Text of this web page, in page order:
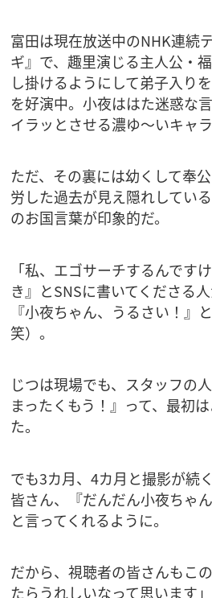
富田は現在放送中のNHK連続
ギ』で、趣里演じる主人公・
し掛けるようにして弟子入り
を好演中。小夜ははた迷惑な
イラッとさせる濃ゆ〜いキャラ
ただ、その裏には幼くして奉
労した過去が見え隠れしてい
のお国言葉が印象的だ。
「私、エゴサーチするんです
き』とSNSに書いてくださる人
『小夜ちゃん、うるさい！』
笑）。
じつは現場でも、スタッフの
まったくもう！』って、最初
た。
でも3カ月、4カ月と撮影が続
皆さん、『だんだん小夜ちゃ
と言ってくれるように。
だから、視聴者の皆さんもこ
たらうれしいなって思います」